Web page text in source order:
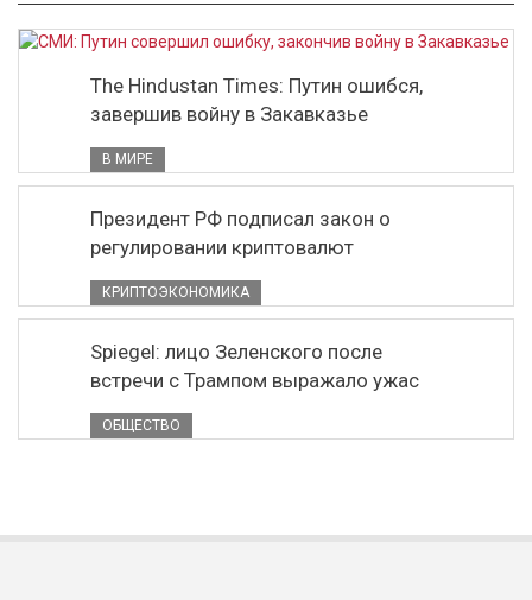
The Hindustan Times: Путин ошибся,
завершив войну в Закавказье
В МИРЕ
Президент РФ подписал закон о
регулировании криптовалют
КРИПТОЭКОНОМИКА
Spiegel: лицо Зеленского после
встречи с Трампом выражало ужас
ОБЩЕСТВО